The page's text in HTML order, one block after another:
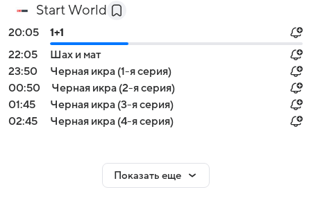
Start World
20:05
1+1
22:05
Шах и мат
23:50
Черная икра (1-я серия)
00:50
Черная икра (2-я серия)
01:45
Черная икра (3-я серия)
02:45
Черная икра (4-я серия)
Показать еще